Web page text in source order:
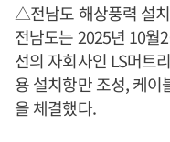
△전남도 해상풍력 설
전남도는 2025년 10월
선의 자회사인 LS머트
용 설치항만 조성, 케
을 체결했다.